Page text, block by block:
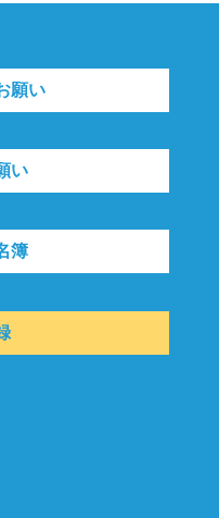
願い
い
簿